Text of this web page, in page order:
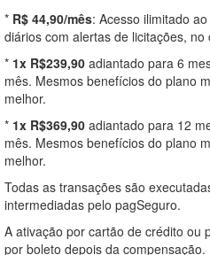
* R$ 44,90/mês: Acesso ilimitado
diários com alertas de licitações,
* 1x R$239,90 adiantado para 6
mês. Mesmos benefícios do plano
melhor.
* 1x R$369,90 adiantado para 12
mês. Mesmos benefícios do plano
melhor.
Todas as transações são
intermediadas pelo pagSeguro.
A ativação por cartão de crédito ou
por boleto depois da compensação.